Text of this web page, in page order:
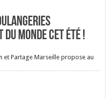
monde cet été !
et Partage Marseille propose au